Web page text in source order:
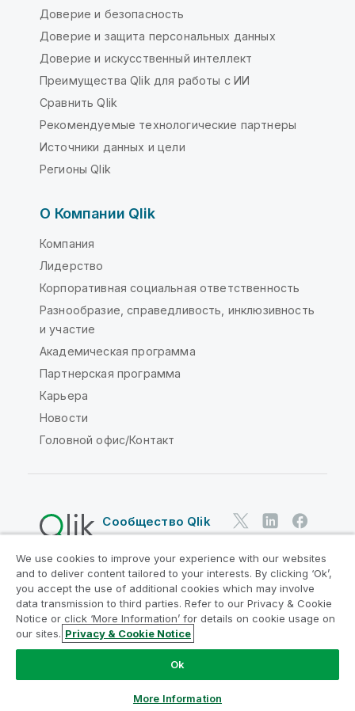
Доверие и безопасность
Доверие и защита персональных данных
Доверие и искусственный интеллект
Преимущества Qlik для работы с ИИ
Сравнить Qlik
Рекомендуемые технологические партнеры
Источники данных и цели
Регионы Qlik
О Компании Qlik
Компания
Лидерство
Корпоративная социальная ответственность
Разнообразие, справедливость, инклюзивность
и участие
Академическая программа
Партнерская программа
Карьера
Новости
Головной офис/Контакт
Сообщество Qlik
Юридические соглашения
Условия использования продуктов
Legal Policies
Юридические положения
Условия использования
Товарные знаки
Do Not Share My Info
© QlikTech International AB, 1993-2026. Все права
We use cookies to improve your experience with our websites
and to deliver content tailored to your interests. By clicking ‘Ok’,
you accept the use of additional cookies which may involve
data transmission to third parties. Refer to our Privacy & Cookie
Notice or click ‘More Information’ for details on cookie usage on
our sites. Privacy & Cookie Notice
Ok
More Information